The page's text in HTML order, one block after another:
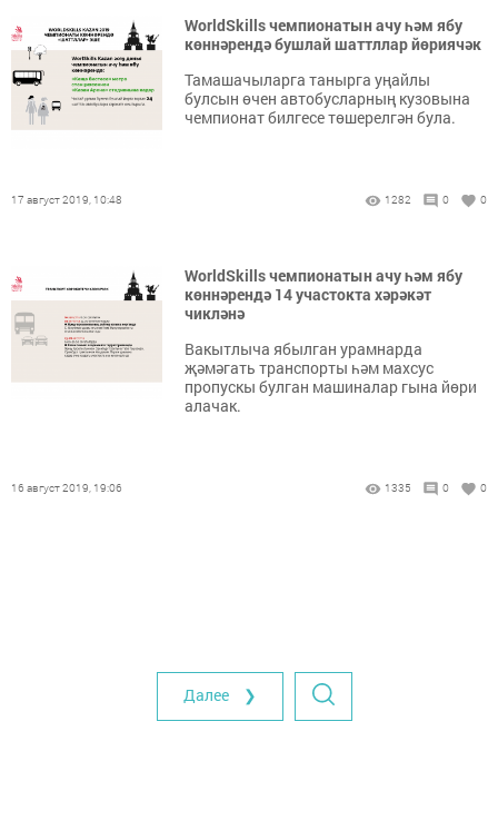
WorldSkills чемпионатын ачу һәм ябу
көннәрендә бушлай шаттллар йөриячәк
Тамашачыларга танырга уңайлы
булсын өчен автобусларның кузовына
чемпионат билгесе төшерелгән була.
17 август 2019, 10:48 1282 0 0
WorldSkills чемпионатын ачу һәм ябу
көннәрендә 14 участокта хәрәкәт
чикләнә
Вакытлыча ябылган урамнарда
җәмәгать транспорты һәм махсус
пропускы булган машиналар гына йөри
алачак.
16 август 2019, 19:06 1335 0 0
Далее ❯